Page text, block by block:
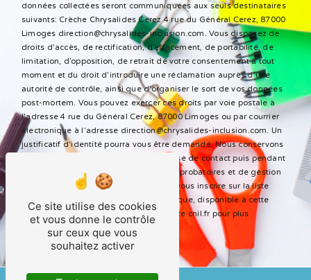
données collectées seront communiquées aux seuls destinataires
suivants: Crèche Chrysalides Cerez 4 rue du Général Cerez, 87000
Limoges direction@chrysalides-inclusion.com. Vous disposez de
droits d’accès, de rectification, d’effacement, de portabilité, de
limitation, d’opposition, de retrait de votre consentement à tout
moment et du droit d’introduire une réclamation auprès d’une
autorité de contrôle, ainsi que d’organiser le sort de vos données
post-mortem. Vous pouvez exercer ces droits par voie postale à
l'adresse 4 rue du Général Cerez, 87000 Limoges ou par courrier
électronique à l'adresse direction@chrysalides-inclusion.com. Un
justificatif d'identité pourra vous être demandé. Nous conservons
vos données pendant la période de prise de contact puis pendant
la durée de prescription légale aux fins probatoires et de gestion
des contentieux. Vous avez le droit de vous inscrire sur la liste
d'opposition au démarchage téléphonique, disponible à cette
adresse: Bloctel.gouv.fr
. Consultez le site cnil.fr pour plus
Ce site utilise des cookies
et vous donne le contrôle
sur ceux que vous
souhaitez activer